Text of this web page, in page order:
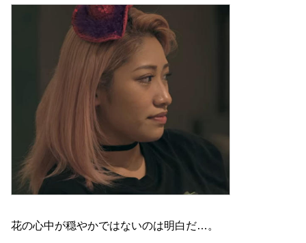
花の心中が穏やかではないのは明白だ…。